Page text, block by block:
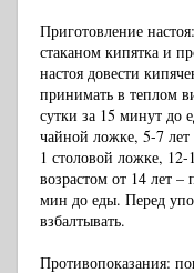
Приготовление
стаканом кипятка и
настоя довести
принимать в теплом
сутки за 15 минут до
чайной ложке, 5-7
1 столовой ложке,
возрастом от 14 лет –
мин до еды. Перед
взбалтывать.
Противопоказания: